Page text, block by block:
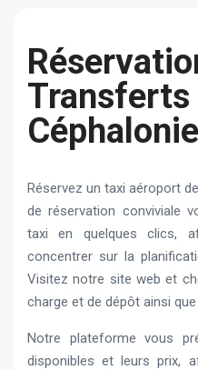
Transferts
Céphalonie
Réservez un taxi aéroport
de réservation conviviale
taxi en quelques clics,
concentrer sur la
Visitez notre site web et
charge et de dépôt ainsi que
Notre plateforme vous
disponibles et leurs prix,